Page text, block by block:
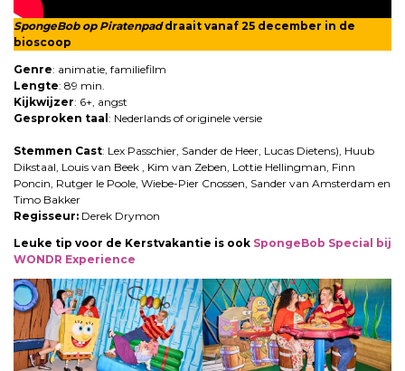
SpongeBob op Piratenpaddraait vanaf 25 december in de
bioscoop
Genre: animatie, familiefilm
Lengte: 89 min.
Kijkwijzer: 6+, angst
Gesproken taal : Nederlands of originele versie
Stemmen Cast: Lex Passchier, Sander de Heer, Lucas Dietens), Huub
Dikstaal, Louis van Beek , Kim van Zeben, Lottie Hellingman, Finn
Poncin, Rutger le Poole, Wiebe-Pier Cnossen, Sander van Amsterdam en
Timo Bakker
Regisseur: Derek Drymon
Leuke tip voor de Kerstvakantie is ook SpongeBob Special bij
WONDR Experience